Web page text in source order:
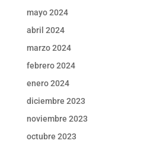
mayo 2024
abril 2024
marzo 2024
febrero 2024
enero 2024
diciembre 2023
noviembre 2023
octubre 2023